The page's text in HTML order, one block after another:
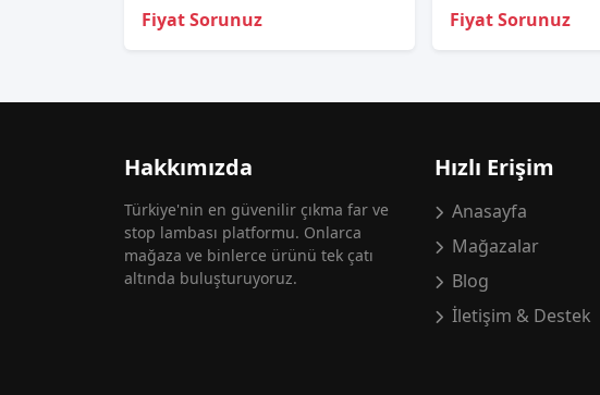
Fiyat Sorunuz Fiyat Sorunuz
Hakkımızda
Türkiye'nin en güvenilir çıkma far ve
stop lambası platformu. Onlarca
mağaza ve binlerce ürünü tek çatı
altında buluşturuyoruz.
Hızlı Erişim
Anasayfa
Mağazalar
Blog
İletişim & Destek